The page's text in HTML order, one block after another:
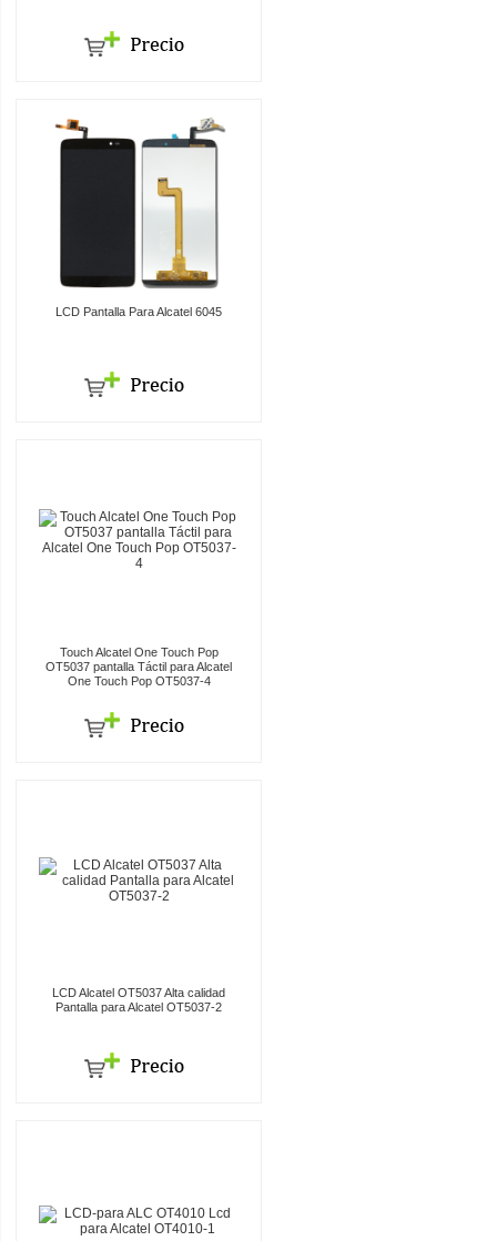
LCD Pantalla Para Alcatel 6045
Touch Alcatel One Touch Pop
OT5037 pantalla Táctil para Alcatel
One Touch Pop OT5037-4
LCD Alcatel OT5037 Alta calidad
Pantalla para Alcatel OT5037-2